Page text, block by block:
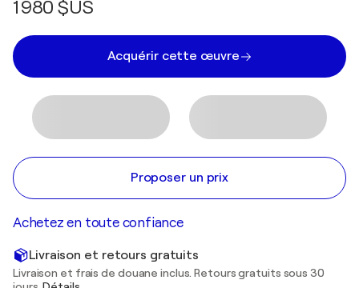
1 980 $US
Acquérir cette œuvre
Proposer un prix
Achetez en toute confiance
Livraison et retours gratuits
Livraison et frais de douane inclus. Retours gratuits sous 30